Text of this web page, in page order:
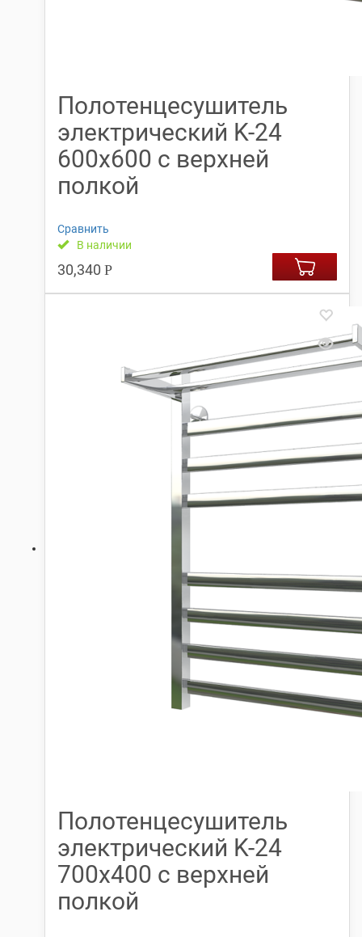
Полотенцесушитель
электрический K-24
600х600 с верхней
полкой
Сравнить
В наличии
30,340 Р
Полотенцесушитель
электрический K-24
700х400 с верхней
полкой